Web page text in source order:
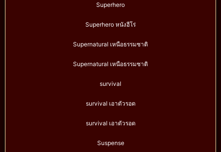
Superhero
Superhero หนังฮีโร่
Supernatural เหนือธรรมชาติ
Supernatural เหนือธรรมชาติ
survival
survival เอาตัวรอด
survival เอาตัวรอด
Suspense